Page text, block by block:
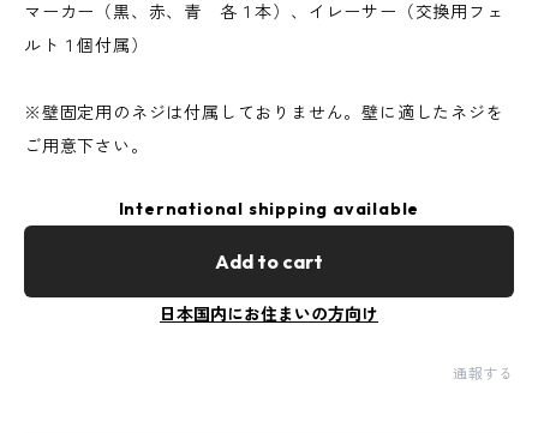
マーカー（黒、赤、青 各１本）、イレーサー（交換用フェ
ルト１個付属）
※壁固定用のネジは付属しておりません。壁に適したネジを
ご用意下さい。
International shipping available
Add to cart
日本国内にお住まいの方向け
通報する